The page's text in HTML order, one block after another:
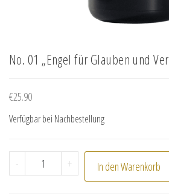
No. 01 „Engel für Glauben und
€25.90
Verfügbar bei Nachbestellung
- No. 01 "Engel für Glauben und
+ In den Warenkorb